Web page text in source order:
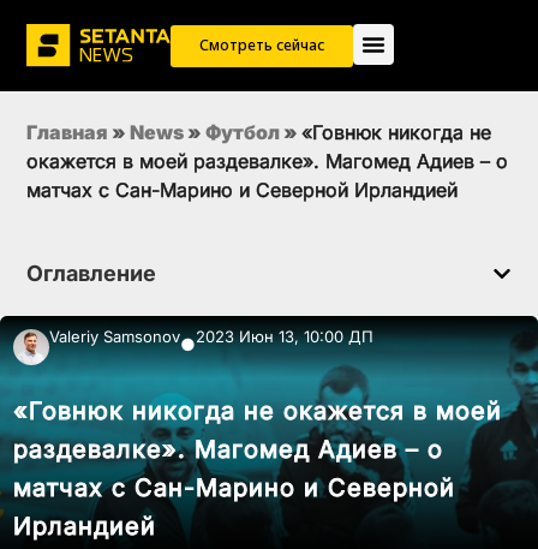
Смотреть сейчас
Главная » News » Футбол » «Говнюк никогда не
окажется в моей раздевалке». Магомед Адиев – о
матчах с Сан-Марино и Северной Ирландией
Оглавление
Valeriy Samsonov●2023 Июн 13, 10:00 ДП
«Говнюк никогда не окажется в моей
раздевалке». Магомед Адиев – о
матчах с Сан-Марино и Северной
Ирландией